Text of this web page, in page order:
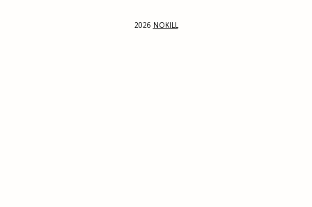
2026 NOKILL